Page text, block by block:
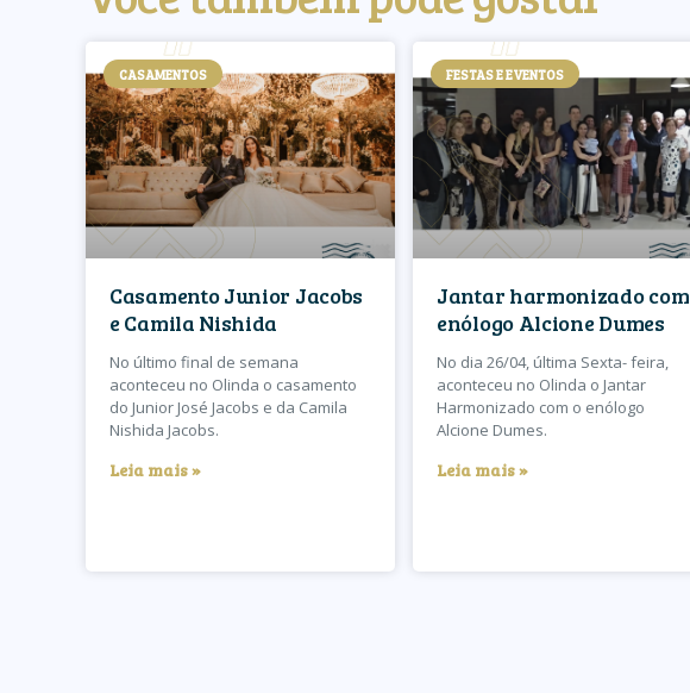
CASAMENTOS
Casamento Junior Jacobs
e Camila Nishida
No último final de semana
aconteceu no Olinda o casamento
do Junior José Jacobs e da Camila
Nishida Jacobs.
Leia mais »
FESTAS E EVENTOS
Jantar harmonizado com
enólogo Alcione Dumes
No dia 26/04, última Sexta- feira,
aconteceu no Olinda o Jantar
Harmonizado com o enólogo
Alcione Dumes.
Leia mais »